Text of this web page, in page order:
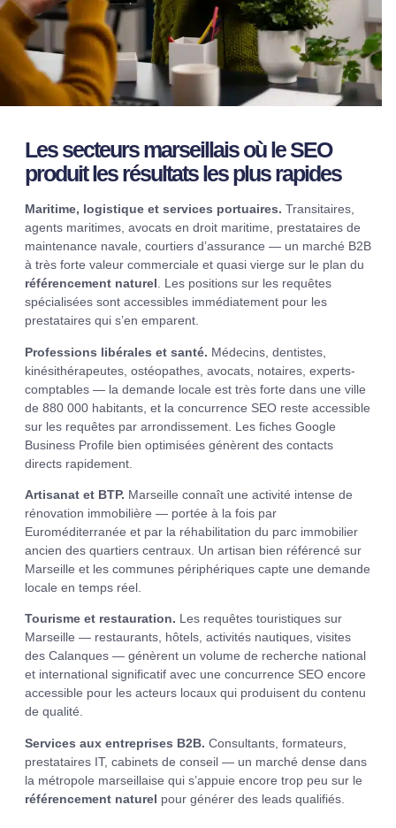
Les secteurs marseillais où le SEO
produit les résultats les plus rapides
Maritime, logistique et services portuaires. Transitaires,
agents maritimes, avocats en droit maritime, prestataires de
maintenance navale, courtiers d’assurance — un marché B2B
à très forte valeur commerciale et quasi vierge sur le plan du
référencement naturel . Les positions sur les requêtes
spécialisées sont accessibles immédiatement pour les
prestataires qui s’en emparent.
Professions libérales et santé. Médecins, dentistes,
kinésithérapeutes, ostéopathes, avocats, notaires, experts-
comptables — la demande locale est très forte dans une ville
de 880 000 habitants, et la concurrence SEO reste accessible
sur les requêtes par arrondissement. Les fiches Google
Business Profile bien optimisées génèrent des contacts
directs rapidement.
Artisanat et BTP. Marseille connaît une activité intense de
rénovation immobilière — portée à la fois par
Euroméditerranée et par la réhabilitation du parc immobilier
ancien des quartiers centraux. Un artisan bien référencé sur
Marseille et les communes périphériques capte une demande
locale en temps réel.
Tourisme et restauration. Les requêtes touristiques sur
Marseille — restaurants, hôtels, activités nautiques, visites
des Calanques — génèrent un volume de recherche national
et international significatif avec une concurrence SEO encore
accessible pour les acteurs locaux qui produisent du contenu
de qualité.
Services aux entreprises B2B. Consultants, formateurs,
prestataires IT, cabinets de conseil — un marché dense dans
la métropole marseillaise qui s’appuie encore trop peu sur le
référencement naturel pour générer des leads qualifiés.